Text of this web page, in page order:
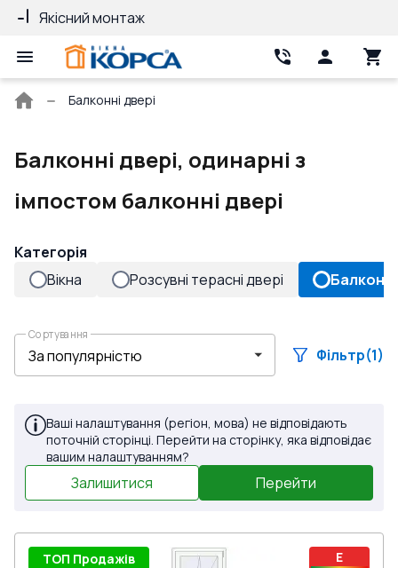
Якісний монтаж
Головна
Балконні двері
Балконні двері, одинарні з
імпостом балконні двері
Категорія
Вікна
Розсувні терасні двері
Сортування
Фільтр(1)
Ваші налаштування (регіон, мова) не відповідають
поточній сторінці. Перейти на сторінку, яка відповідає
вашим налаштуванням?
Залишитися Перейти
E
ТОП Продажів